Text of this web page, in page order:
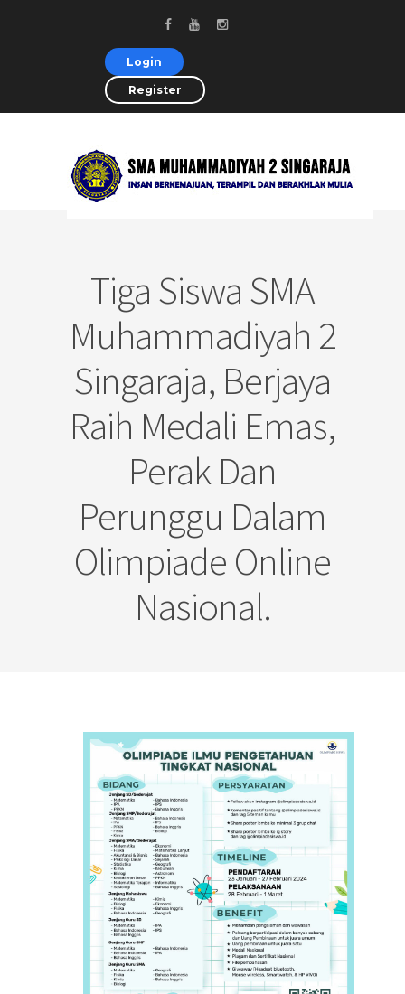
Login
Register
Tiga Siswa SMA
Muhammadiyah 2
Singaraja, Berjaya
Raih Medali Emas,
Perak Dan
Perunggu Dalam
Olimpiade Online
Nasional.